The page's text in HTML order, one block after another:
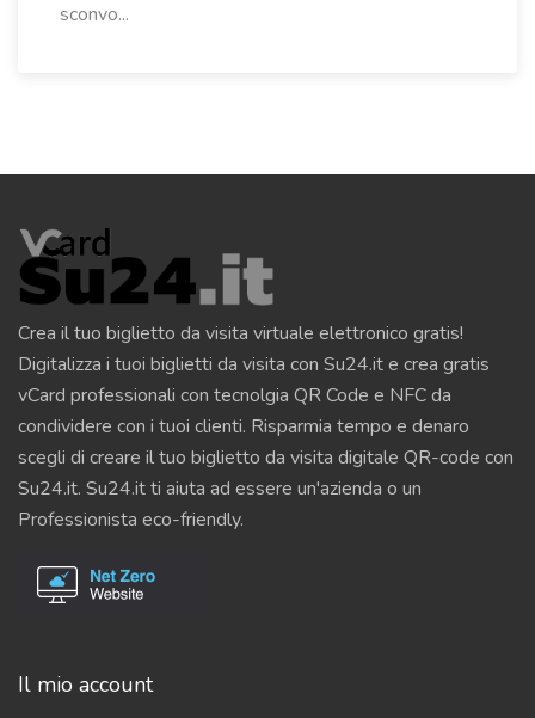
sconvo...
Crea il tuo biglietto da visita virtuale elettronico gratis!
Digitalizza i tuoi biglietti da visita con Su24.it e crea gratis
vCard professionali con tecnolgia QR Code e NFC da
condividere con i tuoi clienti. Risparmia tempo e denaro
scegli di creare il tuo biglietto da visita digitale QR-code con
Su24.it. Su24.it ti aiuta ad essere un'azienda o un
Professionista eco-friendly.
Il mio account